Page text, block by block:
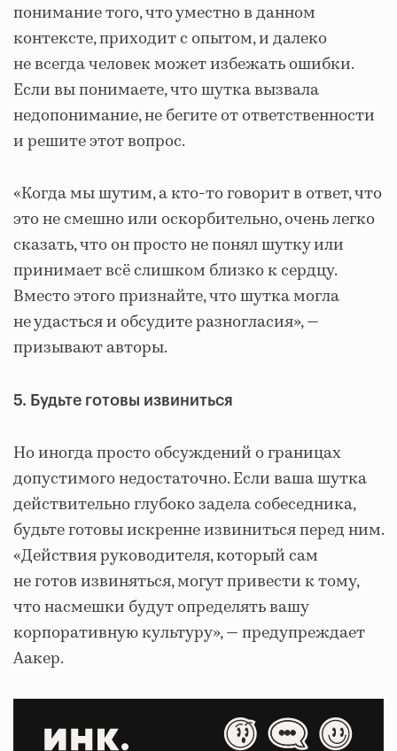
понимание того, что уместно в данном
контексте, приходит с опытом, и далеко
не всегда человек может избежать ошибки.
Если вы понимаете, что шутка вызвала
недопонимание, не бегите от ответственности
и решите этот вопрос.
«Когда мы шутим, а кто-то говорит в ответ, что
это не смешно или оскорбительно, очень легко
сказать, что он просто не понял шутку или
принимает всё слишком близко к сердцу.
Вместо этого признайте, что шутка могла
не удасться и обсудите разногласия», ―
призывают авторы.
5. Будьте готовы извиниться
Но иногда просто обсуждений о границах
допустимого недостаточно. Если ваша шутка
действительно глубоко задела собеседника,
будьте готовы искренне извиниться перед ним.
«Действия руководителя, который сам
не готов извиняться, могут привести к тому,
что насмешки будут определять вашу
корпоративную культуру», ― предупреждает
Аакер.